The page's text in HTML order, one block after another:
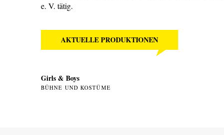
e. V. tätig.
AKTUELLE PRODUKTIONEN
Girls & Boys
BÜHNE UND KOSTÜME